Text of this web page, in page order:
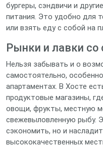
бургеры, сэндвичи и
питания. Это удобно для
или взять еду с собой на
Рынки и лавки
Нельзя забывать и о
самостоятельно,
апартаментах. В Хосте
продуктовые магазины,
овощи, фрукты, местную
свежевыловленную рыбу.
сэкономить, но и
высококачественных